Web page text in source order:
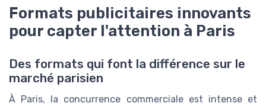
Formats publicitaires innovants
pour capter l'attention à Paris
Des formats qui font la différence sur le
marché parisien
À Paris, la concurrence commerciale est intense et